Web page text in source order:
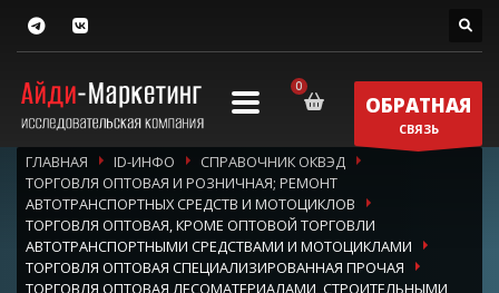
ОБРАТНАЯ
СВЯЗЬ
ГЛАВНАЯ ID-ИНФО
СПРАВОЧНИК ОКВЭД
ТОРГОВЛЯ ОПТОВАЯ И РОЗНИЧНАЯ; РЕМОНТ
АВТОТРАНСПОРТНЫХ СРЕДСТВ И МОТОЦИКЛОВ
ТОРГОВЛЯ ОПТОВАЯ, КРОМЕ ОПТОВОЙ ТОРГОВЛИ
АВТОТРАНСПОРТНЫМИ СРЕДСТВАМИ И МОТОЦИКЛАМИ
ТОРГОВЛЯ ОПТОВАЯ СПЕЦИАЛИЗИРОВАННАЯ ПРОЧАЯ
ТОРГОВЛЯ ОПТОВАЯ ЛЕСОМАТЕРИАЛАМИ, СТРОИТЕЛЬНЫМИ